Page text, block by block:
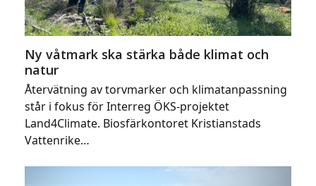
Ny våtmark ska stärka både klimat och
natur
Återvätning av torvmarker och klimatanpassning
står i fokus för Interreg ÖKS-projektet
Land4Climate. Biosfärkontoret Kristianstads
Vattenrike…